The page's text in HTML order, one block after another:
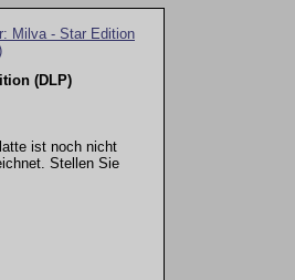
(DLP)
ist noch nicht
Stellen Sie